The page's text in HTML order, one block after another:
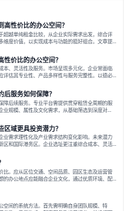
性价比的办公空间？
越单纯租金比较，从企业实际需求出发，综合评
度价值，以实现成本与功能的挺好组合。文章提
提升性价比，并通过不同规模企业的实际案例加
社群活动与产业集聚等增值服务，是很大化空间
价比的办公空间？
本、灵活性及服务。市场呈现多元化，企业常面临
评估其专业性、产品多样性与服务完整性。以德必
、灵活产品和丰富配套，满足不同企业需求。企
提升竞争力的办公空间。在上海寻找合适的办公
服务如何保障？
障后续服务。专业平台需提供贯穿租赁全周期的服
业规模、属性及文化需求，从基础筛选到深度对
业的全周期保障体系。德必集团通过标准化服务
供稳定支持，体现了从信息撮合到深度服务的能
域更具投资潜力？
需求理性化及产业需求结构变化影响。未来潜力
和国际港务区。企业选址更注重综合成本、灵活
业运营方通过空间优化与社群服务，助力企业成
西安写字楼市场呈现出租金持续调整的态势，这
比。应从区位交通、空间品质、园区生态及运营管
的办公地点应能融合企业文化，通过优质环境、配
衡。对于许多正在成长或寻求稳定发展的企业而
这不仅关系到团队的日常工作效率与协作氛围，
空间的系统方法。首先需明确自身团队规模、特